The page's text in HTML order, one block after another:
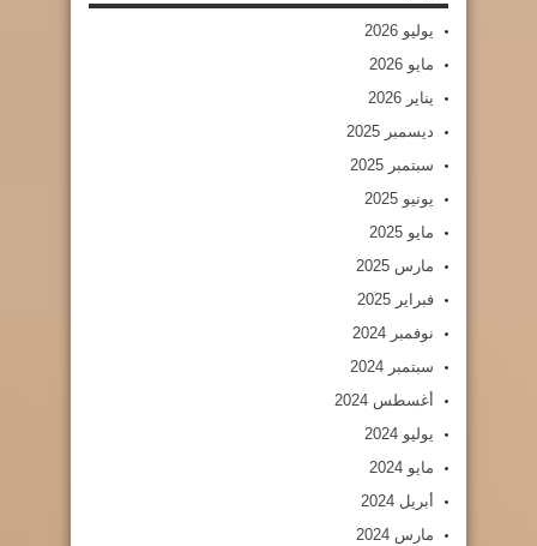
يوليو 2026
مايو 2026
يناير 2026
ديسمبر 2025
سبتمبر 2025
يونيو 2025
مايو 2025
مارس 2025
فبراير 2025
نوفمبر 2024
سبتمبر 2024
أغسطس 2024
يوليو 2024
مايو 2024
أبريل 2024
مارس 2024